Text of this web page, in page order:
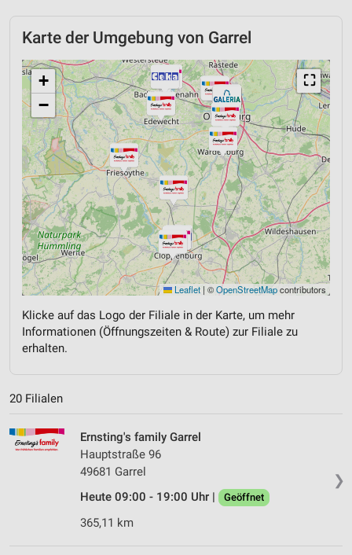
Karte der Umgebung von Garrel
⛶
+
−
Leaflet | ©OpenStreetMapcontributors
Klicke auf das Logo der Filiale in der Karte, um mehr
Informationen (Öffnungszeiten & Route) zur Filiale zu
erhalten.
20 Filialen
❯
Ernsting's family Garrel
Hauptstraße 96
49681 Garrel
Heute 09:00 - 19:00 Uhr |
Geöffnet
365,11 km